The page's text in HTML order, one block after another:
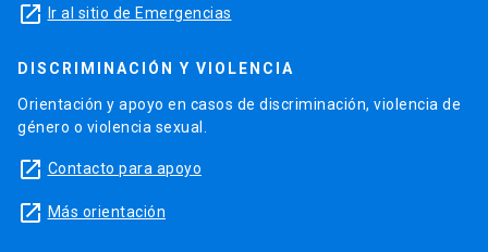
launch Ir al sitio de Emergencias
DISCRIMINACIÓN Y VIOLENCIA
Orientación y apoyo en casos de discriminación, violencia de
género o violencia sexual.
launch Contacto para apoyo
launch Más orientación